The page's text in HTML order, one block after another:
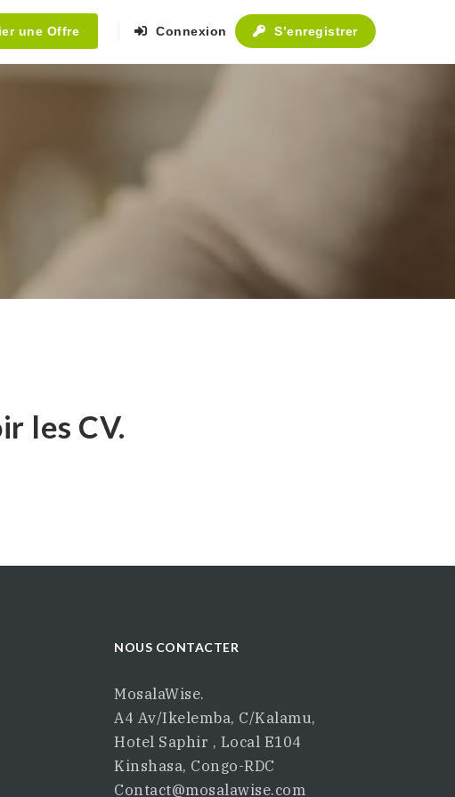
une Offre Connexion S’enregistrer
les CV.
NOUS CONTACTER
MosalaWise.
A4 Av/Ikelemba, C/Kalamu,
Hotel Saphir , Local E104
Kinshasa, Congo-RDC
Contact@mosalawise.com